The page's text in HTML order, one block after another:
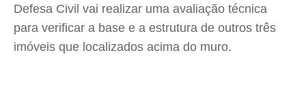
Defesa Civil vai realizar uma avaliação técnica
para verificar a base e a estrutura de outros três
imóveis que localizados acima do muro.